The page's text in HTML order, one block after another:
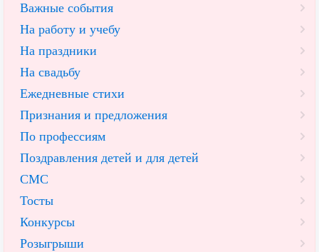
Важные события
На работу и учебу
На праздники
На свадьбу
Ежедневные стихи
Признания и предложения
По профессиям
Поздравления детей и для детей
СМС
Тосты
Конкурсы
Розыгрыши